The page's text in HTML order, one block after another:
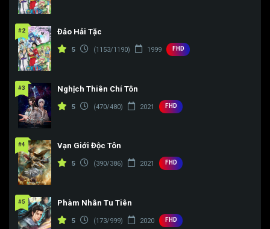
Tập 163
Tập 166
Tập 169
Tập 172 Tập 173
Tập 175 Tập 176
Tập 178
Tập 181 Tập 182
Tập 184
Tập 187
#2 Đảo Hải Tặc
5 (1153/1190) 1999 FHD
#3 Nghịch Thiên Chí Tôn
5 (470/480) 2021 FHD
#4 Vạn Giới Độc Tôn
5 (390/386) 2021 FHD
#5 Phàm Nhân Tu Tiên
5 (173/999) 2020 FHD